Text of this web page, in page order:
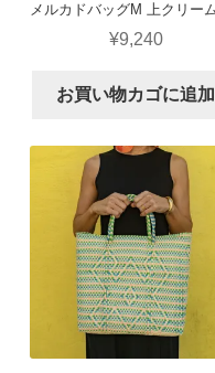
¥9,240
お買い物カゴに追加